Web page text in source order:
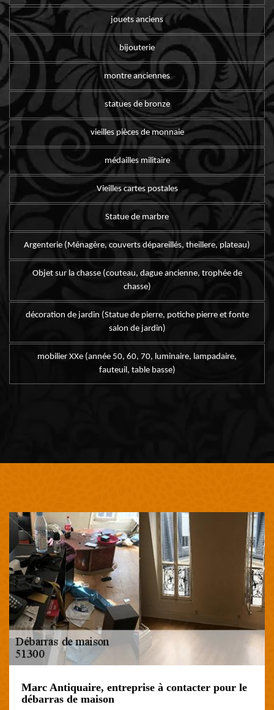
jouets anciens
bijouterie
montre anciennes
statues de bronze
vieilles pièces de monnaie
médailles militaire
Vieilles cartes postales
Statue de marbre
Argenterie (Ménagère, couverts dépareillés, theillere, plateau)
Objet sur la chasse (couteau, dague ancienne, trophée de
chasse)
décoration de jardin (Statue de pierre, potiche pierre et fonte
salon de jardin)
mobilier XXe (année 50, 60, 70, luminaire, lampadaire,
fauteuil, table basse)
Marc Antiquaire, entreprise à contacter pour le
débarras de maison